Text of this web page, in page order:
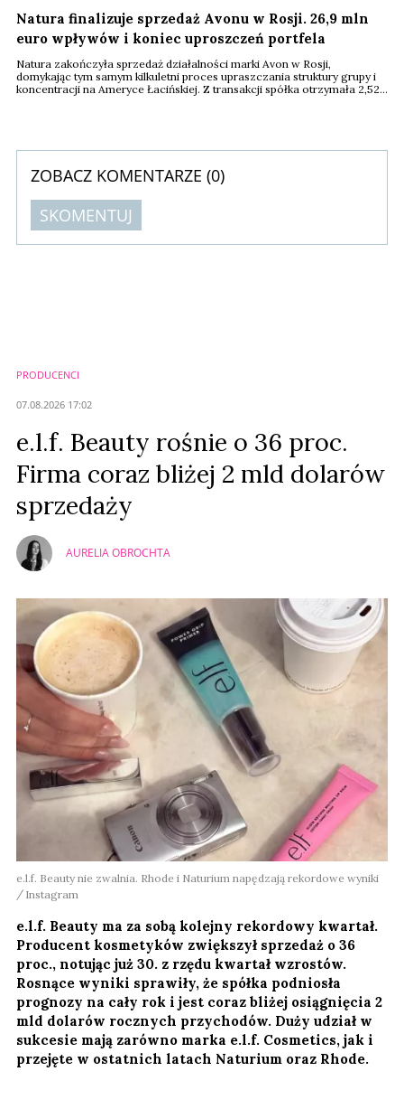
Natura finalizuje sprzedaż Avonu w Rosji. 26,9 mln
euro wpływów i koniec uproszczeń portfela
Natura zakończyła sprzedaż działalności marki Avon w Rosji,
domykając tym samym kilkuletni proces upraszczania struktury grupy i
koncentracji na Ameryce Łacińskiej. Z transakcji spółka otrzymała 2,52
ZOBACZ KOMENTARZE (0)
SKOMENTUJ
PRODUCENCI
07.08.2026 17:02
e.l.f. Beauty rośnie o 36 proc.
Firma coraz bliżej 2 mld dolarów
sprzedaży
AURELIA OBROCHTA
e.l.f. Beauty nie zwalnia. Rhode i Naturium napędzają rekordowe wyniki
Instagram
e.l.f. Beauty ma za sobą kolejny rekordowy kwartał.
Producent kosmetyków zwiększył sprzedaż o 36
proc., notując już 30. z rzędu kwartał wzrostów.
Rosnące wyniki sprawiły, że spółka podniosła
prognozy na cały rok i jest coraz bliżej osiągnięcia 2
mld dolarów rocznych przychodów. Duży udział w
sukcesie mają zarówno marka e.l.f. Cosmetics, jak i
przejęte w ostatnich latach Naturium oraz Rhode.